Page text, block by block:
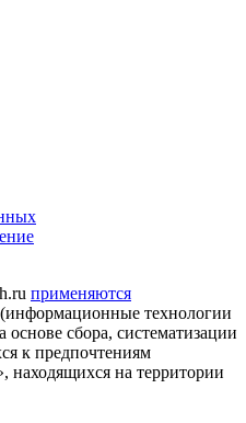
применяются
(информационные технологии
сбора, систематизации
к предпочтениям
находящихся на территории